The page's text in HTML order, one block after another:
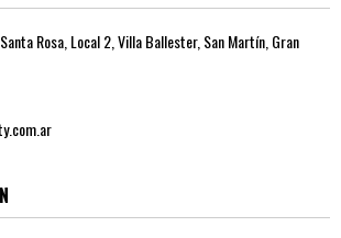
Rosa, Local 2, Villa Ballester, San Martín, Gran